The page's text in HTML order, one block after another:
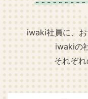
iwaki社員に、お
iwakiの
それぞ